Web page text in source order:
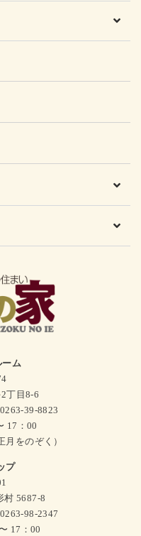
ーム
丁目8-6
39-8823
17：00
月をのぞく）
プ
村 5687-8
98-2347
17：00